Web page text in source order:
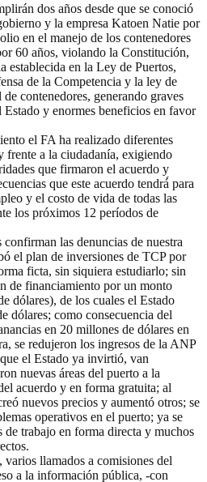
dos años desde que se conoció
y la empresa Katoen Natie por
en el manejo de los contenedores
60 años, violando la Constitución,
establecida en la Ley de Puertos,
de la Competencia y la ley de
contenedores, generando graves
y enormes beneficios en favor
el FA ha realizado diferentes
frente a la ciudadanía, exigiendo
que firmaron el acuerdo y
que este acuerdo tendrá́ para
y el costo de vida de todas las
los próximos 12 períodos de
las denuncias de nuestra
el plan de inversiones de TCP por
ficta, sin siquiera estudiarlo; sin
de financiamiento por un monto
dólares), de los cuales el Estado
dólares; como consecuencia del
en 20 millones de dólares en
se redujeron los ingresos de la ANP
el Estado ya invirtió, van
nuevas áreas del puerto a la
acuerdo y en forma gratuita; al
nuevos precios y aumentó otros; se
operativos en el puerto; ya se
de trabajo en forma directa y muchos
llamados a comisiones del
a la información pública, -con